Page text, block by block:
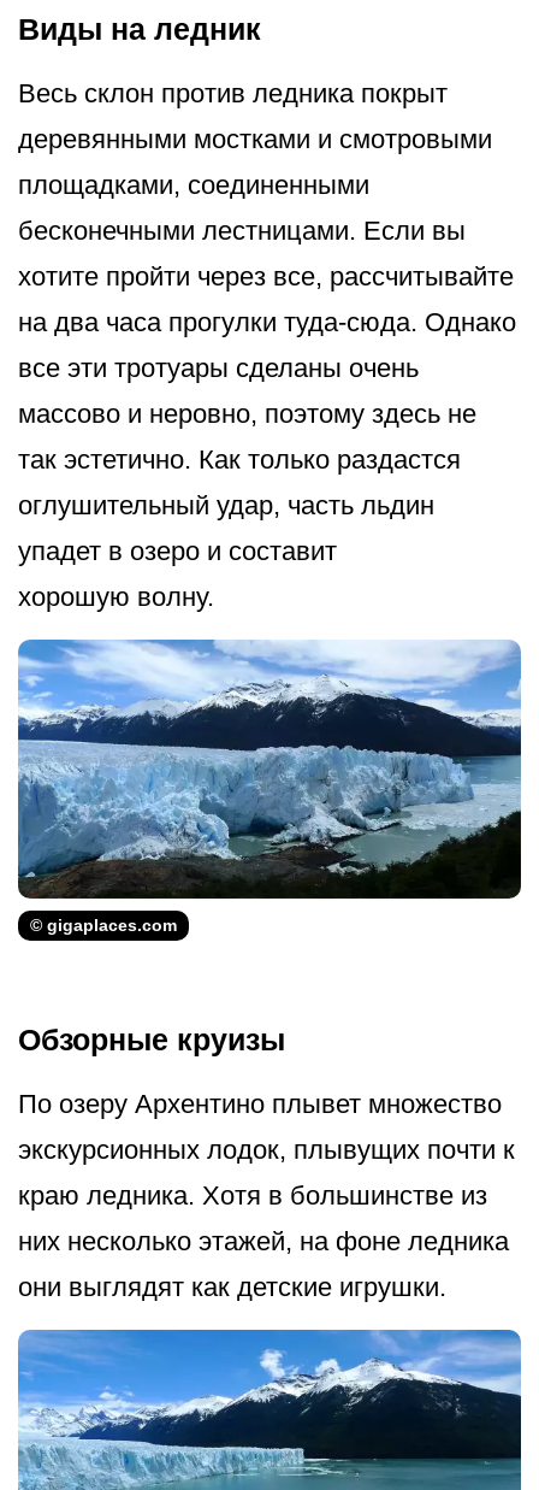
Виды на ледник
Весь склон против ледника покрыт
деревянными мостками и смотровыми
площадками, соединенными
бесконечными лестницами. Если вы
хотите пройти через все, рассчитывайте
на два часа прогулки туда-сюда. Однако
все эти тротуары сделаны очень
массово и неровно, поэтому здесь не
так эстетично. Как только раздастся
оглушительный удар, часть льдин
упадет в озеро и составит
хорошую волну.
© gigaplaces.com
Обзорные круизы
По озеру Архентино плывет множество
экскурсионных лодок, плывущих почти к
краю ледника. Хотя в большинстве из
них несколько этажей, на фоне ледника
они выглядят как детские игрушки.